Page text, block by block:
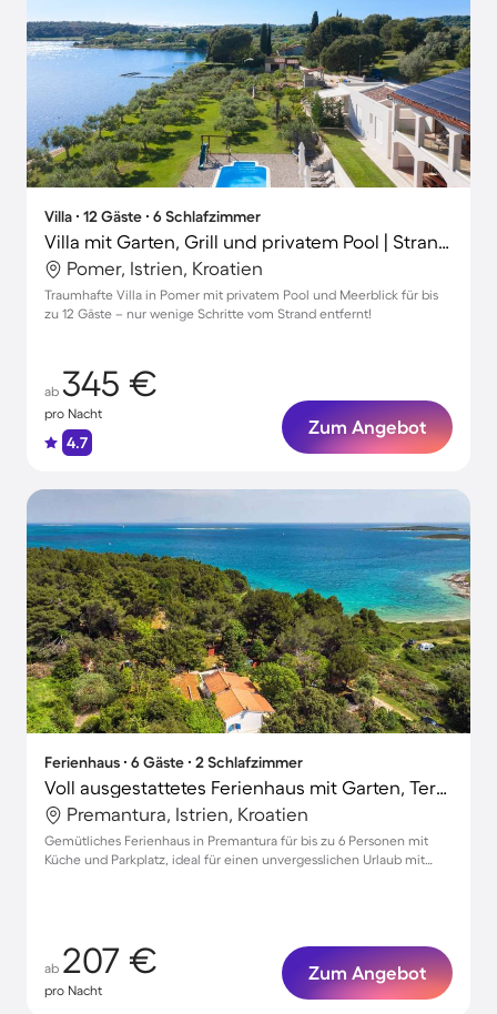
Villa ∙ 12 Gäste ∙ 6 Schlafzimmer
Villa mit Garten, Grill und privatem Pool | Strandblick
Pomer, Istrien, Kroatien
Traumhafte Villa in Pomer mit privatem Pool und Meerblick für bis
zu 12 Gäste – nur wenige Schritte vom Strand entfernt!
ab 345 €
pro Nacht
4.7
Zum Angebot
Ferienhaus ∙ 6 Gäste ∙ 2 Schlafzimmer
Voll ausgestattetes Ferienhaus mit Garten, Terrasse und Grill | Haustierfreundlich
Premantura, Istrien, Kroatien
Gemütliches Ferienhaus in Premantura für bis zu 6 Personen mit
Küche und Parkplatz, ideal für einen unvergesslichen Urlaub mit
ab 207 €
pro Nacht
Zum Angebot